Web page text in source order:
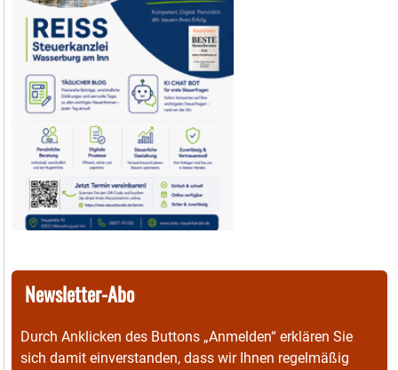
Newsletter-Abo
Durch Anklicken des Buttons „Anmelden“ erklären Sie
sich damit einverstanden, dass wir Ihnen regelmäßig